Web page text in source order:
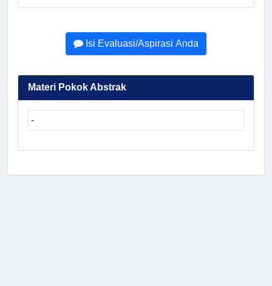
Isi Evaluasi/Aspirasi Anda
Materi Pokok Abstrak
-